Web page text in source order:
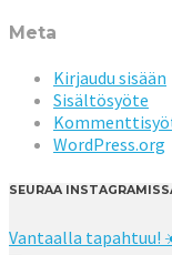
Meta
Kirjaudu sisään
Sisältösyöte
WordPress.org
SEURAA
Vantaalla tapahtuu!